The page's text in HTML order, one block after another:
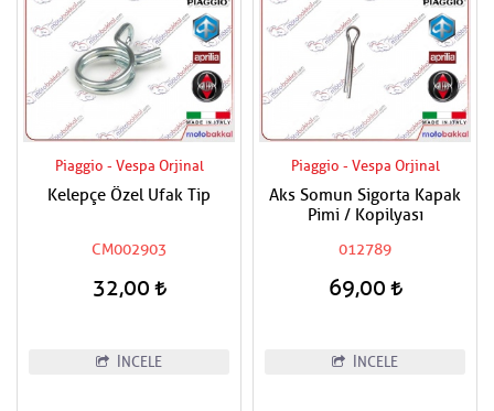
Piaggio - Vespa Orjinal
Kelepçe Özel Ufak Tip
CM002903
32,00
İNCELE
Piaggio - Vespa Orjinal
Aks Somun Sigorta Kapak
Pimi / Kopilyası
012789
69,00
İNCELE